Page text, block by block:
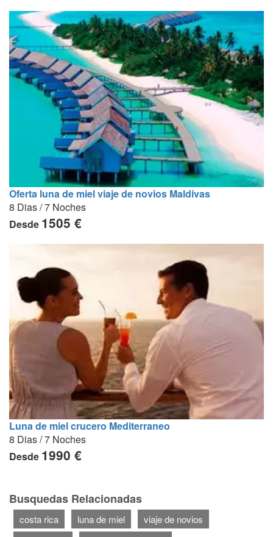
Oferta luna de miel viaje de novios Maldivas
8 Dias / 7 Noches
Desde 1505 €
Luna de miel crucero Mediterraneo
8 Dias / 7 Noches
Desde 1990 €
Busquedas Relacionadas
costa rica luna de miel
viaje de novios